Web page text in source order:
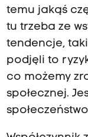
temu jakąś
tu trzeba ze
tendencje,
podjęli to
co możemy
społecznej.